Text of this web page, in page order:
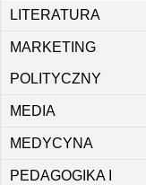
LITERATURA
MARKETING
POLITYCZNY
MEDIA
MEDYCYNA
PEDAGOGIKA I